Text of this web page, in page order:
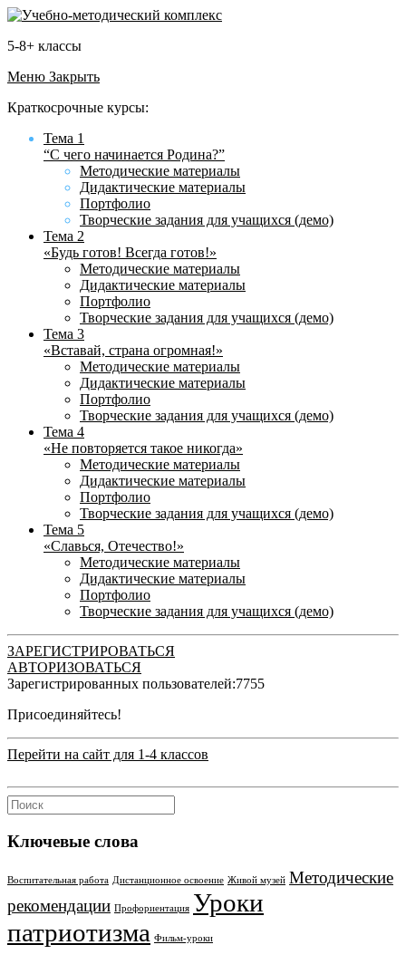
5-8+ классы
Меню Закрыть
Краткосрочные курсы:
Тема 1
“С чего начинается Родина?”
Методические материалы
Дидактические материалы
Портфолио
Творческие задания для учащихся (демо)
Тема 2
«Будь готов! Всегда готов!»
Методические материалы
Дидактические материалы
Портфолио
Творческие задания для учащихся (демо)
Тема 3
«Вставай, страна огромная!»
Методические материалы
Дидактические материалы
Портфолио
Творческие задания для учащихся (демо)
Тема 4
«Не повторяется такое никогда»
Методические материалы
Дидактические материалы
Портфолио
Творческие задания для учащихся (демо)
Тема 5
«Славься, Отечество!»
Методические материалы
Дидактические материалы
Портфолио
Творческие задания для учащихся (демо)
ЗАРЕГИСТРИРОВАТЬСЯ
АВТОРИЗОВАТЬСЯ
Зарегистрированных пользователей:7755
Присоединяйтесь!
Перейти на сайт для 1-4 классов
Ключевые слова
Воспитательная работа Дистанционное освоение Живой музей Методические
рекомендации Профориентация Уроки
патриотизма Фильм-уроки